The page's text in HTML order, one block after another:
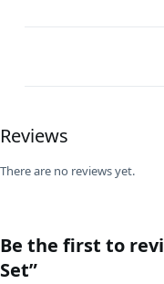
Reviews
There are no reviews yet.
Be the first to
Set”